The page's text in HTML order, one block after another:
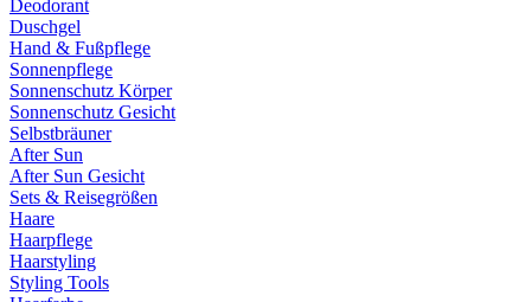
Deodorant
Duschgel
Hand & Fußpflege
Sonnenpflege
Sonnenschutz Körper
Sonnenschutz Gesicht
Selbstbräuner
After Sun
After Sun Gesicht
Sets & Reisegrößen
Haare
Haarpflege
Haarstyling
Styling Tools